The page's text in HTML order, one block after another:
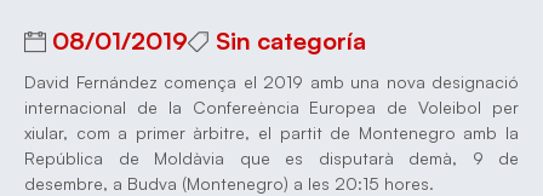
08/01/2019 Sin categoría
David Fernández comença el 2019 amb una nova designació
internacional de la Confereència Europea de Voleibol per
xiular, com a primer àrbitre, el partit de Montenegro amb la
República de Moldàvia que es disputarà demà, 9 de
desembre, a Budva (Montenegro) a les 20:15 hores.